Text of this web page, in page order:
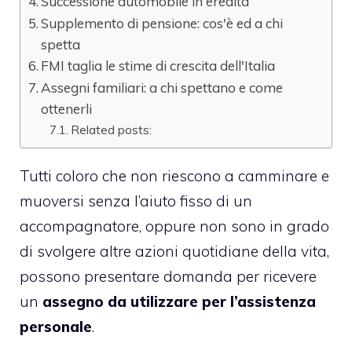
Supplemento di pensione: cos'è ed a chi
spetta
FMI taglia le stime di crescita dell'Italia
Assegni familiari: a chi spettano e come
ottenerli
Related posts:
Tutti coloro che non riescono a camminare e
muoversi senza l’aiuto fisso di un
accompagnatore, oppure non sono in grado
di svolgere altre azioni quotidiane della vita,
possono presentare domanda per ricevere
un assegno da utilizzare per l’assistenza
personale.